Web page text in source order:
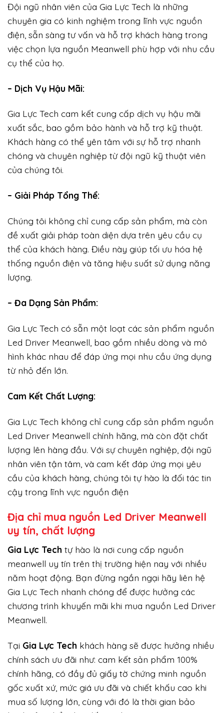
Đội ngũ nhân viên của Gia Lực Tech là những
chuyên gia có kinh nghiệm trong lĩnh vực nguồn
điện, sẵn sàng tư vấn và hỗ trợ khách hàng trong
việc chọn lựa nguồn Meanwell phù hợp với nhu cầu
cụ thể của họ.
– Dịch Vụ Hậu Mãi:
Gia Lực Tech cam kết cung cấp dịch vụ hậu mãi
xuất sắc, bao gồm bảo hành và hỗ trợ kỹ thuật.
Khách hàng có thể yên tâm với sự hỗ trợ nhanh
chóng và chuyên nghiệp từ đội ngũ kỹ thuật viên
của chúng tôi.
– Giải Pháp Tổng Thể:
Chúng tôi không chỉ cung cấp sản phẩm, mà còn
đề xuất giải pháp toàn diện dựa trên yêu cầu cụ
thể của khách hàng. Điều này giúp tối ưu hóa hệ
thống nguồn điện và tăng hiệu suất sử dụng năng
lượng.
– Đa Dạng Sản Phẩm:
Gia Lực Tech có sẵn một loạt các sản phẩm nguồn
Led Driver Meanwell, bao gồm nhiều dòng và mô
hình khác nhau để đáp ứng mọi nhu cầu ứng dụng
từ nhỏ đến lớn.
Cam Kết Chất Lượng:
Gia Lực Tech không chỉ cung cấp sản phẩm nguồn
Led Driver Meanwell chính hãng, mà còn đặt chất
lượng lên hàng đầu. Với sự chuyên nghiệp, đội ngũ
nhân viên tận tâm, và cam kết đáp ứng mọi yêu
cầu của khách hàng, chúng tôi tự hào là đối tác tin
cậy trong lĩnh vực nguồn điện
Địa chỉ mua nguồn Led Driver Meanwell
uy tín, chất lượng
Gia Lực Tech tự hào là nơi cung cấp nguồn
meanwell uy tín trên thị trường hiện nay với nhiều
năm hoạt động. Bạn đừng ngần ngại hãy liên hệ
Gia Lực Tech nhanh chóng để được hưởng các
chương trình khuyến mãi khi mua nguồn Led Driver
Meanwell.
Tại Gia Lực Tech khách hàng sẽ được hưởng nhiều
chính sách ưu đãi như: cam kết sản phẩm 100%
chính hãng, có đầy đủ giấy tờ chứng minh nguồn
gốc xuất xứ, mức giá ưu đãi và chiết khấu cao khi
mua số lượng lớn, cùng với đó là thời gian bảo